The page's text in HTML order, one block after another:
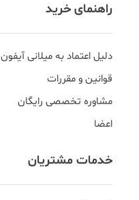
راهنمای خرید
دلیل اعتماد به میلانی آیفون
قوانین و مقررات
مشاوره تخصصی رایگان
اعضا
خدمات مشتریان